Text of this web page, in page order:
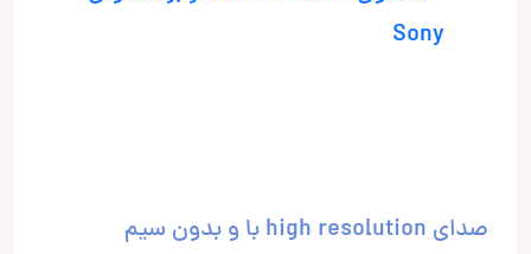
صدای high resolution با و بدون سیم